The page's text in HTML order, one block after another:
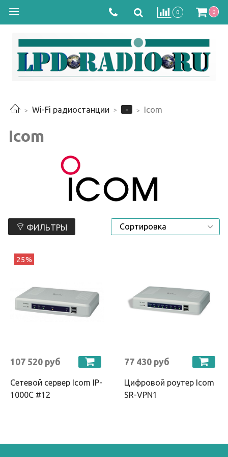
0 0
Wi-Fi радиостанции - Icom
Icom
ФИЛЬТРЫ
25%
107 520 руб
Сетевой сервер Icom IP-
1000C #12
77 430 руб
Цифровой роутер Icom
SR-VPN1